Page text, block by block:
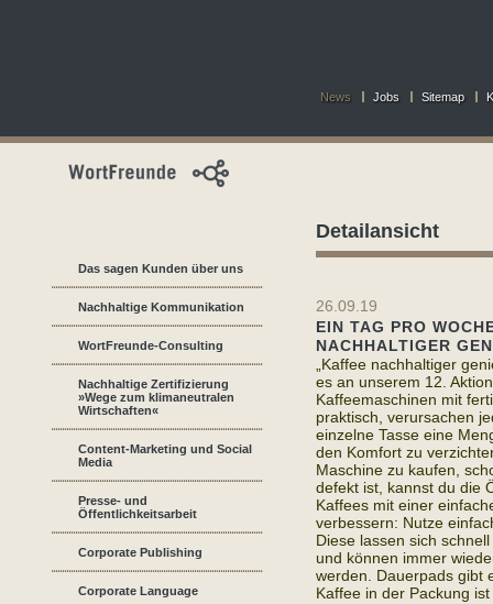
News Jobs Sitemap
Das sagen Kunden über uns
Nachhaltige Kommunikation
WortFreunde-Consulting
Nachhaltige Zertifizierung
»Wege zum klimaneutralen
Wirtschaften«
Content-Marketing und Social
Media
Presse- und
Öffentlichkeitsarbeit
Corporate Publishing
Corporate Language
Detailansicht
26.09.19
EIN TAG PRO
NACHHALTIGER
„Kaffee nachhaltiger
es an unserem 12.
Kaffeemaschinen mit
praktisch, verursachen
einzelne Tasse eine
den Komfort zu
Maschine zu kaufen,
defekt ist, kannst du die
Kaffees mit einer
verbessern: Nutze
Diese lassen sich
und können immer
werden. Dauerpads gibt
Kaffee in der Packung